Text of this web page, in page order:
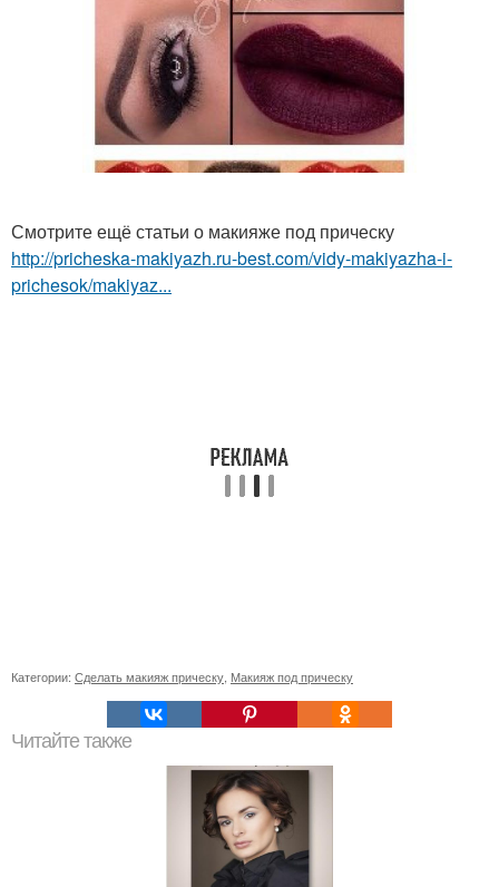
Смотрите ещё статьи о макияже под прическу
http://pricheska-makiyazh.ru-best.com/vidy-makiyazha-i-
prichesok/makiyaz...
Категории: Сделать макияж прическу Макияж под прическу
Читайте также